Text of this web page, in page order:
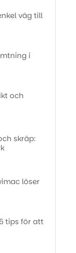
väg till
i
och
skräp:
löser
tips för att